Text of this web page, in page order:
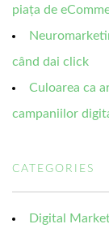
piața de
când dai click
Culoarea ca
campaniilor
CATEGORIES
Digital